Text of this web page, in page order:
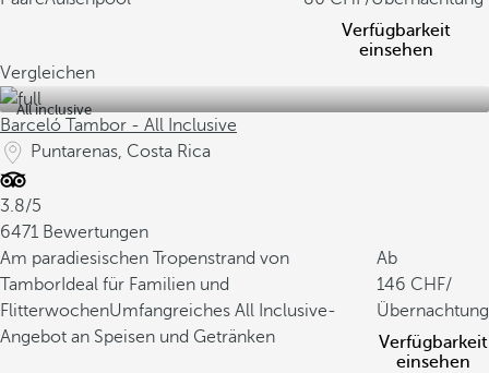
Verfügbarkeit
einsehen
Vergleichen
All inclusive
Barceló Tambor - All Inclusive
Puntarenas, Costa Rica
3.8/5
6471 Bewertungen
Am paradiesischen Tropenstrand von
Tambor Ideal für Familien und
FlitterwochenUmfangreiches All Inclusive-
Angebot an Speisen und Getränken
Ab
146
/
Übernachtung
Verfügbarkeit
einsehen